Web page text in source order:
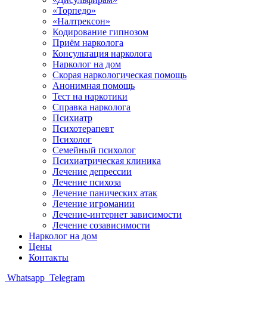
«Торпедо»
«Налтрексон»
Кодирование гипнозом
Приём нарколога
Консультация нарколога
Нарколог на дом
Скорая наркологическая помощь
Анонимная помощь
Тест на наркотики
Справка нарколога
Психиатр
Психотерапевт
Психолог
Семейный психолог
Психиатрическая клиника
Лечение депрессии
Лечение психоза
Лечение панических атак
Лечение игромании
Лечение-интернет зависимости
Лечение созависимости
Нарколог на дом
Цены
Контакты
Whatsapp Telegram